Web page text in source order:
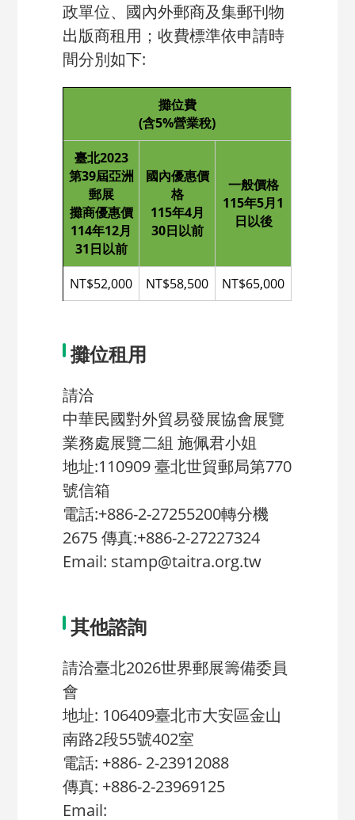
政單位、國內外郵商及集郵刊物
出版商租用；收費標準依申請時
間分別如下:
攤位費
(含5%營業稅)
臺北2023
第39屆亞洲
郵展
攤商優惠價
114年12月
31日以前
國內優惠價
格
115年4月
30日以前
一般價格
115年5月1
日以後
NT$52,000 NT$58,500 NT$65,000
攤位租用
請洽
中華民國對外貿易發展協會展覽
業務處展覽二組 施佩君小姐
地址:110909 臺北世貿郵局第770
號信箱
電話:+886-2-27255200轉分機
2675 傳真:+886-2-27227324
Email: stamp@taitra.org.tw
其他諮詢
請洽臺北2026世界郵展籌備委員
會
地址: 106409臺北市大安區金山
南路2段55號402室
電話: +886- 2-23912088
傳真: +886-2-23969125
Email: